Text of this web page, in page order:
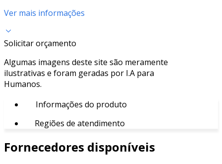
Ver mais informações
Solicitar orçamento
Algumas imagens deste site são meramente
ilustrativas e foram geradas por I.A para
Humanos.
Informações do produto
Regiões de atendimento
Fornecedores disponíveis